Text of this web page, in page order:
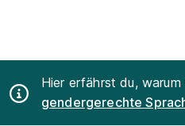
Hier erfährst du,
gendergerechte